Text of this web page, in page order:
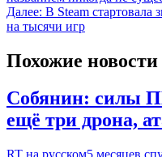
Далее: В Steam стартовала
на тысячи игр
Похожие новости
Собянин: силы
ещё три дрона,